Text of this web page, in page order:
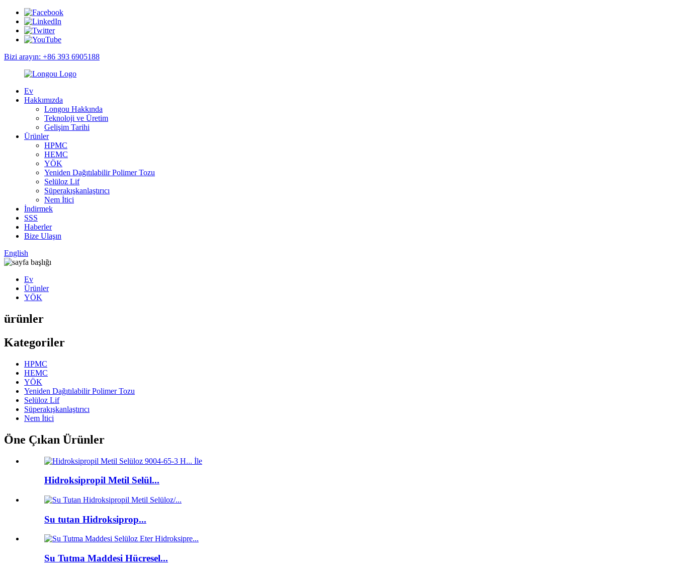
Bizi arayın: +86 393 6905188
Ev
Hakkımızda
Longou Hakkında
Teknoloji ve Üretim
Gelişim Tarihi
Ürünler
HPMC
HEMC
YÖK
Yeniden Dağıtılabilir Polimer Tozu
Selüloz Lif
Süperakışkanlaştırıcı
Nem İtici
İndirmek
SSS
Haberler
Bize Ulaşın
English
Ev
Ürünler
YÖK
ürünler
Kategoriler
HPMC
HEMC
YÖK
Yeniden Dağıtılabilir Polimer Tozu
Selüloz Lif
Süperakışkanlaştırıcı
Nem İtici
Öne Çıkan Ürünler
Hidroksipropil Metil Selül...
Su tutan Hidroksiprop...
Su Tutma Maddesi Hücresel...